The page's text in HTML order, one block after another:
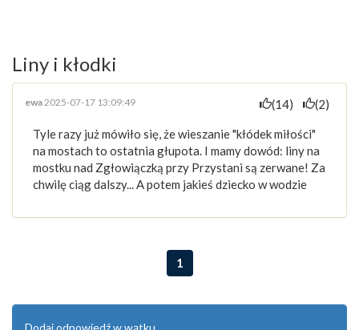
Liny i kłodki
ewa 2025-07-17 13:09:49 (14) (2)
Tyle razy już mówiło się, że wieszanie "kłódek miłości"
na mostach to ostatnia głupota. I mamy dowód: liny na
mostku nad Zgłowiączką przy Przystani są zerwane! Za
chwilę ciąg dalszy... A potem jakieś dziecko w wodzie
1
Dodaj odpowiedź w wątku